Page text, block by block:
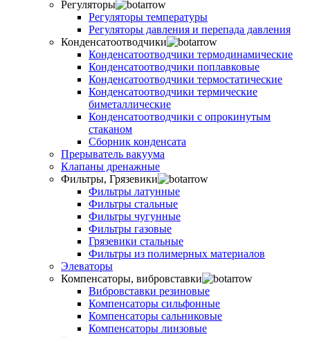
Регуляторы
Регуляторы температуры
Регуляторы давления и перепада давления
Конденсатоотводчики
Конденсатоотводчики термодинамические
Конденсатоотводчики поплавковые
Конденсатоотводчики термостатические
Конденсатоотводчики термические
биметаллические
Конденсатоотводчики с опрокинутым
стаканом
Сборник конденсата
Прерыватель вакуума
Клапаны дренажные
Фильтры, Грязевики
Фильтры латунные
Фильтры стальные
Фильтры чугунные
Фильтры газовые
Грязевики стальные
Фильтры из полимерных материалов
Элеваторы
Компенсаторы, вибровставки
Вибровставки резиновые
Компенсаторы сильфонные
Компенсаторы сальниковые
Компенсаторы линзовые